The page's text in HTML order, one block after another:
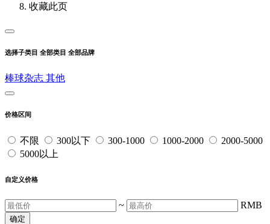
收藏此页
选择子类目 全部类目 全部品牌
棒球杂志 其他
价格区间
不限 300以下 300-1000 1000-2000
2000-5000
5000以上
自定义价格
~ RMB
确定